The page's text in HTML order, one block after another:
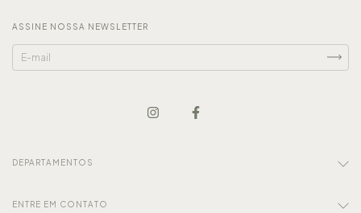
ASSINE NOSSA NEWSLETTER
DEPARTAMENTOS
ENTRE EM CONTATO